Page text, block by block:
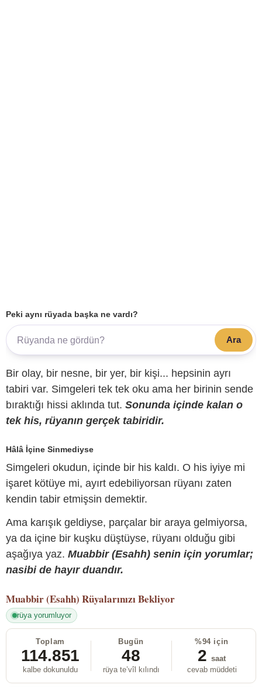
Peki aynı rüyada başka ne vardı?
Ara
Bir olay, bir nesne, bir yer, bir kişi... hepsinin ayrı
tabiri var. Simgeleri tek tek oku ama her birinin sende
bıraktığı hissi aklında tut. Sonunda içinde kalan o
tek his, rüyanın gerçek tabiridir.
Hâlâ İçine Sinmediyse
Simgeleri okudun, içinde bir his kaldı. O his iyiye mi
işaret kötüye mi, ayırt edebiliyorsan rüyanı zaten
kendin tabir etmişsin demektir.
Ama karışık geldiyse, parçalar bir araya gelmiyorsa,
ya da içine bir kuşku düştüyse, rüyanı olduğu gibi
aşağıya yaz. Muabbir (Esahh) senin için yorumlar;
nasibi de hayır duandır.
Muabbir (Esahh) Rüyalarınızı Bekliyor
rüya yorumluyor
Toplam
114.851
kalbe dokunuldu
Bugün
48
rüya te’vîl kılındı
%94 için
2 saat
cevab müddeti